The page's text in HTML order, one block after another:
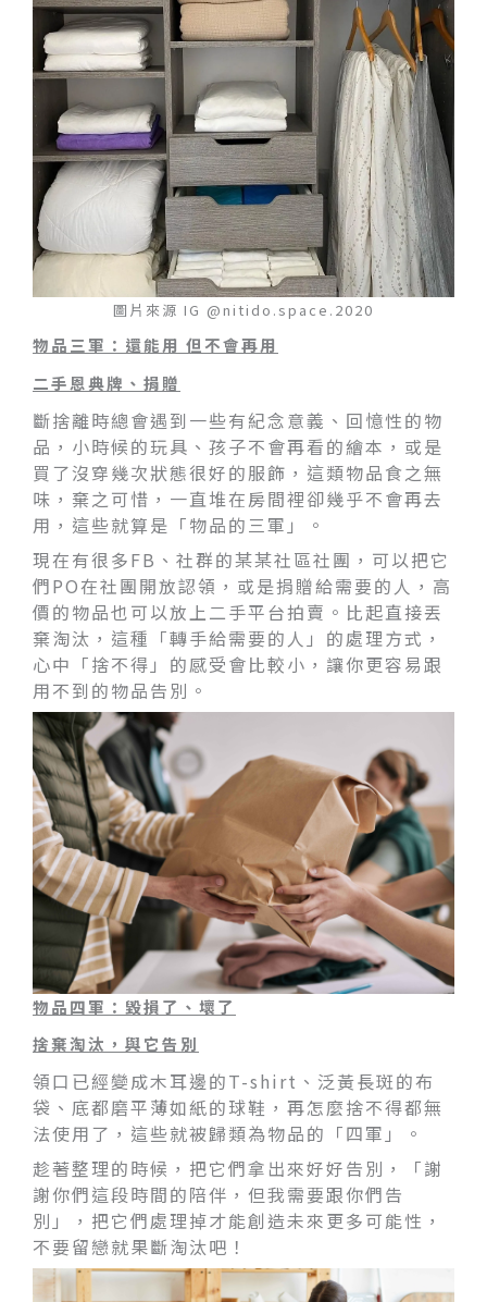
圖片來源 IG @nitido.space.2020
物品三軍：還能用 但不會再用
二手恩典牌、捐贈
斷捨離時總會遇到一些有紀念意義、回憶性的物
品，小時候的玩具、孩子不會再看的繪本，或是
買了沒穿幾次狀態很好的服飾，這類物品食之無
味，棄之可惜，一直堆在房間裡卻幾乎不會再去
用，這些就算是「物品的三軍」。
現在有很多FB、社群的某某社區社團，可以把它
們PO在社團開放認領，或是捐贈給需要的人，高
價的物品也可以放上二手平台拍賣。比起直接丟
棄淘汰，這種「轉手給需要的人」的處理方式，
心中「捨不得」的感受會比較小，讓你更容易跟
用不到的物品告別。
物品四軍：毀損了、壞了
捨棄淘汰，與它告別
領口已經變成木耳邊的T-shirt、泛黃長斑的布
袋、底都磨平薄如紙的球鞋，再怎麼捨不得都無
法使用了，這些就被歸類為物品的「四軍」。
趁著整理的時候，把它們拿出來好好告別，「謝
謝你們這段時間的陪伴，但我需要跟你們告
別」，把它們處理掉才能創造未來更多可能性，
不要留戀就果斷淘汰吧！